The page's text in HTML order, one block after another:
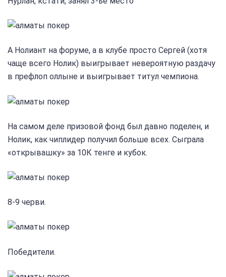
А Нолиант на форуме, а в клубе просто Сергей (хотя
чаще всего Нолик) выигрывает невероятную раздачу
в префлоп оллыне и выигрывает титул чемпиона.
На самом деле призовой фонд был давно поделен, и
Нолик, как чиплидер получил больше всех. Сыграла
«открывашку» за 10К тенге и кубок.
8-9 черви.
Победители.